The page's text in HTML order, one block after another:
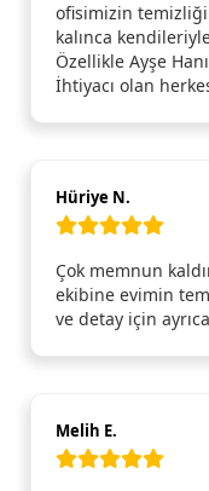
ofisimizin
kalınca
Özellikle Ayşe
İhtiyacı olan
Hüriye N.
Çok memnun
ekibine evimin
ve detay için
Melih E.